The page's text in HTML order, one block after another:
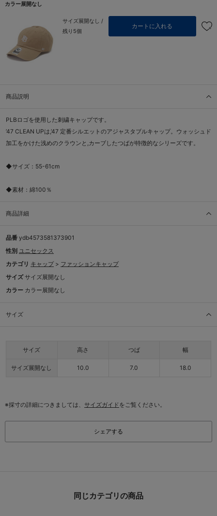
カラー展開なし
サイズ展開なし /
残り5個
カートに入れる
商品説明
PLBロゴを使用した刺繍キャップです。
’47 CLEAN UPは,’47 定番シルエットのアジャスタブルキャップ。ウォッシュド
加工をかけた浅めのクラウンと,カーブしたつばが特徴的なシリーズです。
◆サイズ：55-61cm
◆素材：綿100％
商品詳細
品番 ydb4573581373901
性別 ユニセックス
カテゴリ キャップ > ファッションキャップ
サイズ サイズ展開なし
カラー カラー展開なし
サイズ
サイズ 高さ つば 幅
サイズ展開なし 10.0 7.0 18.0
※採寸の詳細につきましては、 サイズガイドをご覧ください。
シェアする
同じカテゴリの商品